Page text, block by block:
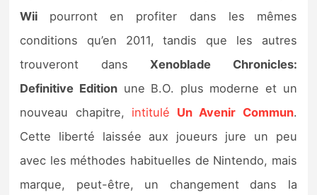
Wii pourront en profiter dans les mêmes
conditions qu’en 2011, tandis que les autres
trouveront dansXenoblade Chronicles:
Definitive Editionune B.O. plus moderne et un
nouveau chapitre, intitulé Un Avenir Commun.
Cette liberté laissée aux joueurs jure un peu
avec les méthodes habituelles de Nintendo, mais
marque, peut-être, un changement dans la